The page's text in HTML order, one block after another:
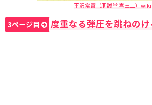
平沢常富（朋誠堂 喜三二）wiki
3ページ目 度重なる弾圧を跳ねの